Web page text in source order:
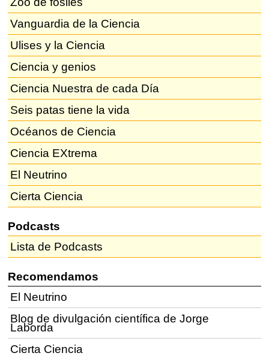
Vanguardia de la Ciencia
Ulises y la Ciencia
Ciencia y genios
Ciencia Nuestra de cada Día
Seis patas tiene la vida
Océanos de Ciencia
Ciencia EXtrema
El Neutrino
Cierta Ciencia
Podcasts
Lista de Podcasts
Recomendamos
El Neutrino
Blog de divulgación científica de Jorge
Laborda
Cierta Ciencia